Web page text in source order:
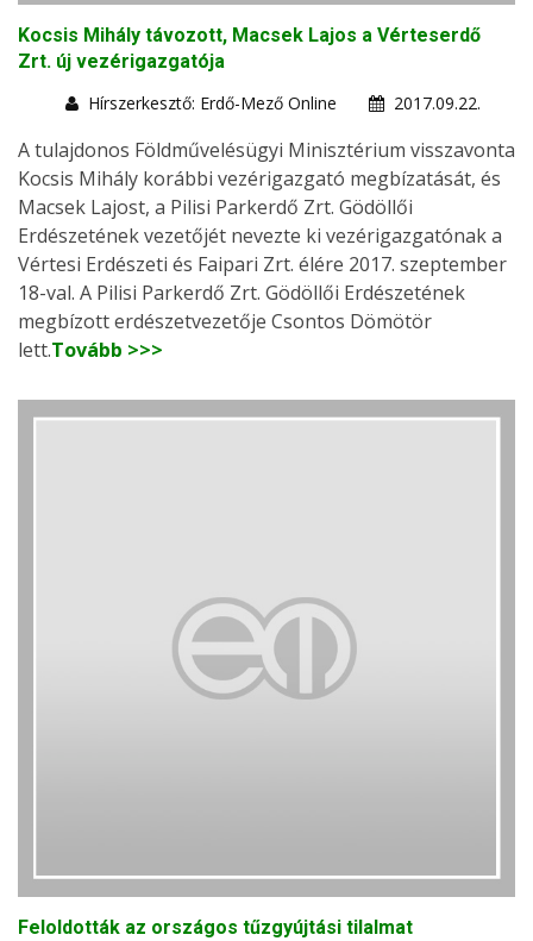
Kocsis Mihály távozott, Macsek Lajos a Vérteserdő
Zrt. új vezérigazgatója
Hírszerkesztő: Erdő-Mező Online
2017.09.22.
A tulajdonos Földművelésügyi Minisztérium visszavonta
Kocsis Mihály korábbi vezérigazgató megbízatását, és
Macsek Lajost, a Pilisi Parkerdő Zrt. Gödöllői
Erdészetének vezetőjét nevezte ki vezérigazgatónak a
Vértesi Erdészeti és Faipari Zrt. élére 2017. szeptember
18-val. A Pilisi Parkerdő Zrt. Gödöllői Erdészetének
megbízott erdészetvezetője Csontos Dömötör
lett.Tovább >>>
Feloldották az országos tűzgyújtási tilalmat